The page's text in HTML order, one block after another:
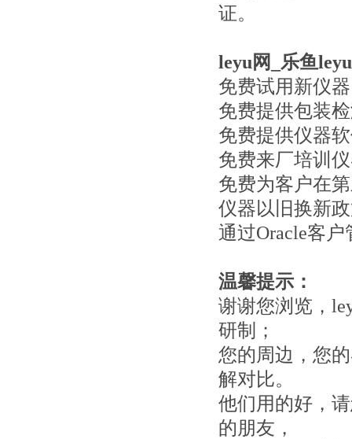
证。
leyu网_乐鱼
免费试用新仪
免费提供包装
免费提供仪器
免费来厂培训
免费为客户在
仪器以旧换新
通过Oracle客
温馨提示：
谢谢您浏览，
研制；
您的周边，您
解对比。
他们用的好，
的朋友，